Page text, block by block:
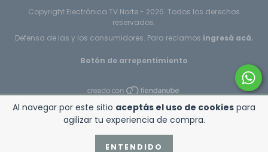
Al navegar por este sitio aceptás el uso de cookies para
agilizar tu experiencia de compra.
ENTENDIDO
Copyright Electrónica TV Norte - 2026. Todos los derechos
reservados.
Defensa de las y los consumidores. Para reclamos ingresá acá.
Botón de arrepentimiento